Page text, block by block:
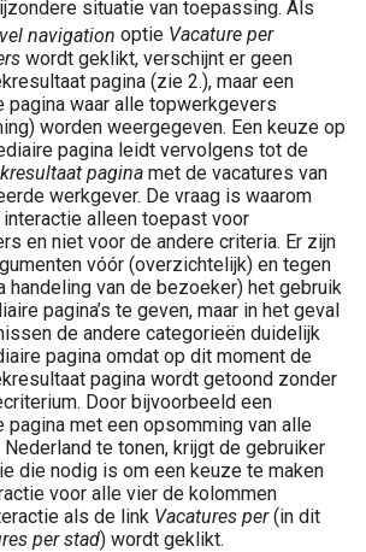
situatie van toepassing. Als
navigation optie Vacature per
wordt geklikt, verschijnt er geen
pagina (zie 2.), maar een
pagina waar alle topwerkgevers
worden weergegeven. Een keuze op
pagina leidt vervolgens tot de
pagina met de vacatures van
werkgever. De vraag is waarom
alleen toepast voor
en niet voor de andere criteria. Er zijn
vóór (overzichtelijk) en tegen
handeling van de bezoeker) het gebruik
pagina’s te geven, maar in het geval
de andere categorieën duidelijk
pagina omdat op dit moment de
pagina wordt getoond zonder
Door bijvoorbeeld een
pagina met een opsomming van alle
te tonen, krijgt de gebruiker
die nodig is om een keuze te maken
voor alle vier de kolommen
als de link Vacatures per(in dit
per stad) wordt geklikt.